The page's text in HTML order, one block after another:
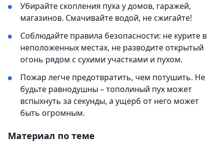
Убирайте скопления пуха у домов, гаражей,
магазинов. Смачивайте водой, не сжигайте!
Соблюдайте правила безопасности: не курите в
неположенных местах, не разводите открытый
огонь рядом с сухими участками и пухом.
Пожар легче предотвратить, чем потушить. Не
будьте равнодушны – тополиный пух может
вспыхнуть за секунды, а ущерб от него может
быть огромным.
Материал по теме